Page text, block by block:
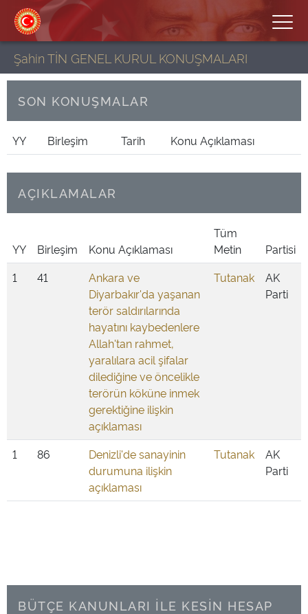
Şahin TİN GENEL KURUL KONUŞMALARI
SON KONUŞMALAR
YY Birleşim Tarih Konu Açıklaması
AÇIKLAMALAR
YY Birleşim Konu Açıklaması
Tüm
Metin
Partisi
1
41
Ankara ve
Diyarbakır'da yaşanan
terör saldırılarında
hayatını kaybedenlere
Allah'tan rahmet,
yaralılara acil şifalar
dilediğine ve öncelikle
terörün köküne inmek
gerektiğine ilişkin
açıklaması
Tutanak
AK
Parti
1 86
Denizli'de sanayinin
durumuna ilişkin
açıklaması
Tutanak
AK
Parti
BÜTÇE KANUNLARI İLE KESİN HESAP